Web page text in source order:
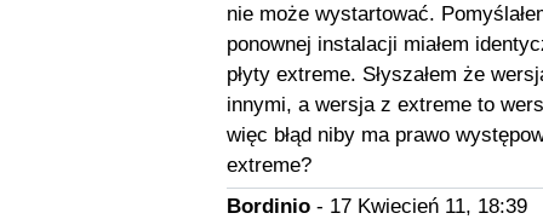
nie może wystartować.
ponownej instalacji miałem
płyty extreme. Słyszałem że
innymi, a wersja z extreme to
więc błąd niby ma prawo
extreme?
Bordinio- 17 Kwiecień 11, 18:39